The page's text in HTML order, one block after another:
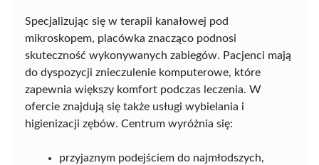
Specjalizując się w terapii kanałowej pod
mikroskopem, placówka znacząco podnosi
skuteczność wykonywanych zabiegów. Pacjenci mają
do dyspozycji znieczulenie komputerowe, które
zapewnia większy komfort podczas leczenia. W
ofercie znajdują się także usługi wybielania i
higienizacji zębów. Centrum wyróżnia się:
przyjaznym podejściem do najmłodszych,